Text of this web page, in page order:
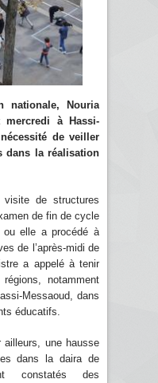
nationale, Nouria
mercredi à Hassi-
de veiller
dans la réalisation
visite de structures
de fin de cycle
ou elle a procédé à
de l’après-midi de
a appelé à tenir
notamment
Messaoud, dans
éducatifs.
ailleurs, une hausse
dans la daira de
constatés des